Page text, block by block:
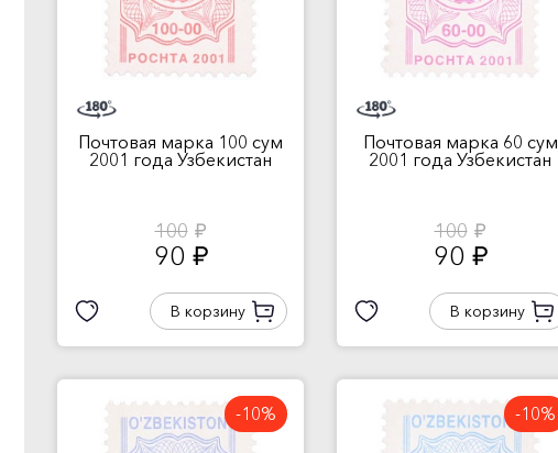
Почтовая марка 100 сум
2001 года Узбекистан
100 руб.
90 руб.
В корзину
Почтовая марка 60 сум
2001 года Узбекистан
100 руб.
90 руб.
В корзину
-10% -10%